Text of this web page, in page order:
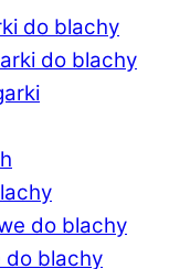
do blachy
do blachy
do blachy
do blachy